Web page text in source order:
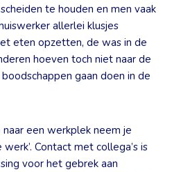
te houden en men vaak
allerlei klusjes
eten opzetten, de was in de
hoeven toch niet naar de
gaan doen in de
een werkplek neem je
Contact met collega’s is
voor het gebrek aan